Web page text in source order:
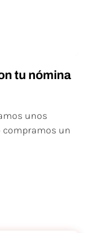
tu nómina
unos
compramos un